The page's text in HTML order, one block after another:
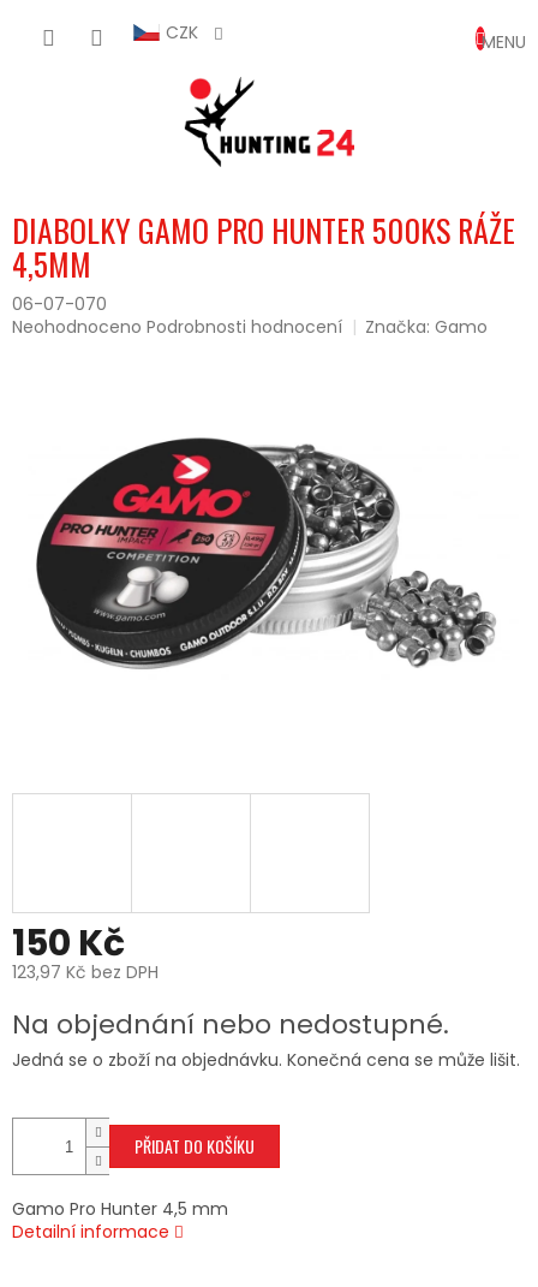
CZK
KOŠÍK
DIABOLKY GAMO PRO HUNTER 500KS RÁŽE
4,5MM
06-07-070
Průměrné
hvězdiček.
Neohodnoceno Podrobnosti hodnocení Značka:Gamo
150 Kč
123,97 Kč bez DPH
cena:
Na objednání nebo nedostupné.
Jedná se o zboží na objednávku. Konečná cena se může lišit.
PŘIDAT DO KOŠÍKU
Gamo Pro Hunter 4,5 mm
Detailní informace